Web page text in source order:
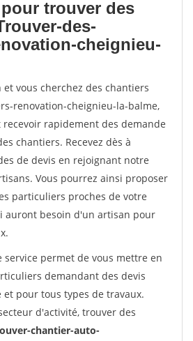
trouver des
des-
cheignieu-
vous cherchez des chantiers
renovation-cheignieu-la-balme,
rapidement des demande
chantiers. Recevez dès à
de devis en rejoignant notre
Vous pourrez ainsi proposer
particuliers proches de votre
auront besoin d'un artisan pour
permet de vous mettre en
demandant des devis
et pour tous types de travaux.
d'activité, trouver des
chantier-auto-